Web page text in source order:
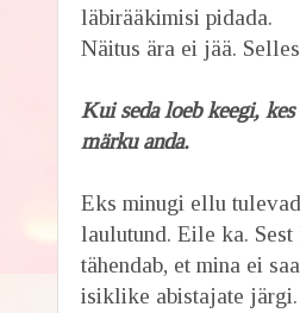
läbirääkimisi pidada.
Näitus ära ei jää.
Kui seda loeb keegi,
märku anda.
Eks minugi ellu
laulutund. Eile ka.
tähendab, et mina ei
isiklike abistajate